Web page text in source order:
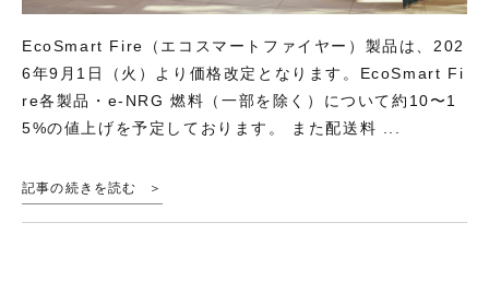
EcoSmart Fire（エコスマートファイヤー）製品は、202
6年9月1日（火）より価格改定となります。EcoSmart Fi
re各製品・e-NRG 燃料（一部を除く）について約10〜1
5%の値上げを予定しております。 また配送料 ...
記事の続きを読む